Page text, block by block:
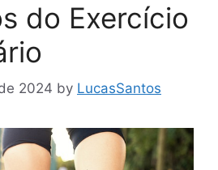
do Exercício
2024 by LucasSantos